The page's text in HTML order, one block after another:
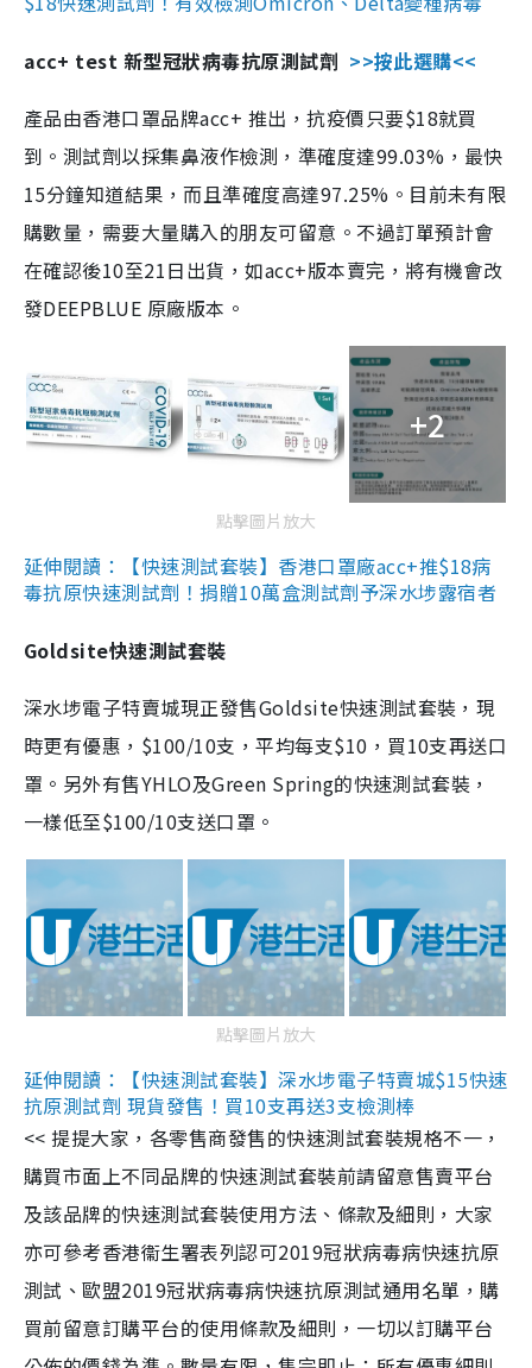
acc+ test 新型冠狀病毒抗原測試劑 >>按此選購<<
產品由香港口罩品牌acc+ 推出，抗疫價只要$18就買
到。測試劑以採集鼻液作檢測，準確度達99.03%，最快
15分鐘知道結果，而且準確度高達97.25%。目前未有限
購數量，需要大量購入的朋友可留意。不過訂單預計會
在確認後10至21日出貨，如acc+版本賣完，將有機會改
發DEEPBLUE 原廠版本。
+2
點擊圖片放大
延伸閱讀：【快速測試套裝】香港口罩廠acc+推$18病
毒抗原快速測試劑！捐贈10萬盒測試劑予深水埗露宿者
Goldsite快速測試套裝
深水埗電子特賣城現正發售Goldsite快速測試套裝，現
時更有優惠，$100/10支，平均每支$10，買10支再送口
罩。另外有售YHLO及Green Spring的快速測試套裝，
一樣低至$100/10支送口罩。
點擊圖片放大
延伸閱讀：【快速測試套裝】深水埗電子特賣城$15快速
抗原測試劑 現貨發售！買10支再送3支檢測棒
<< 提提大家，各零售商發售的快速測試套裝規格不一，
購買市面上不同品牌的快速測試套裝前請留意售賣平台
及該品牌的快速測試套裝使用方法、條款及細則，大家
亦可參考香港衞生署表列認可2019冠狀病毒病快速抗原
測試、歐盟2019冠狀病毒病快速抗原測試通用名單，購
買前留意訂購平台的使用條款及細則，一切以訂購平台